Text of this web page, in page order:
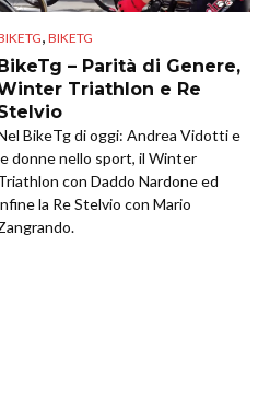
BIKETG
– Parità di Genere,
Triathlon e Re
BikeTg di oggi: Andrea Vidotti e
donne nello sport, il Winter
con Daddo Nardone ed
la Re Stelvio con Mario